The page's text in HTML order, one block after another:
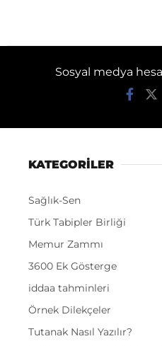
Sosyal medya
KATEGORİLER
Sağlık-Sen
Türk Tabipler Birliği
Memur Zammı
3600 Ek Gösterge
iddaa tahminleri
Örnek Dilekçeler
Tutanak Nasıl Yazılır?